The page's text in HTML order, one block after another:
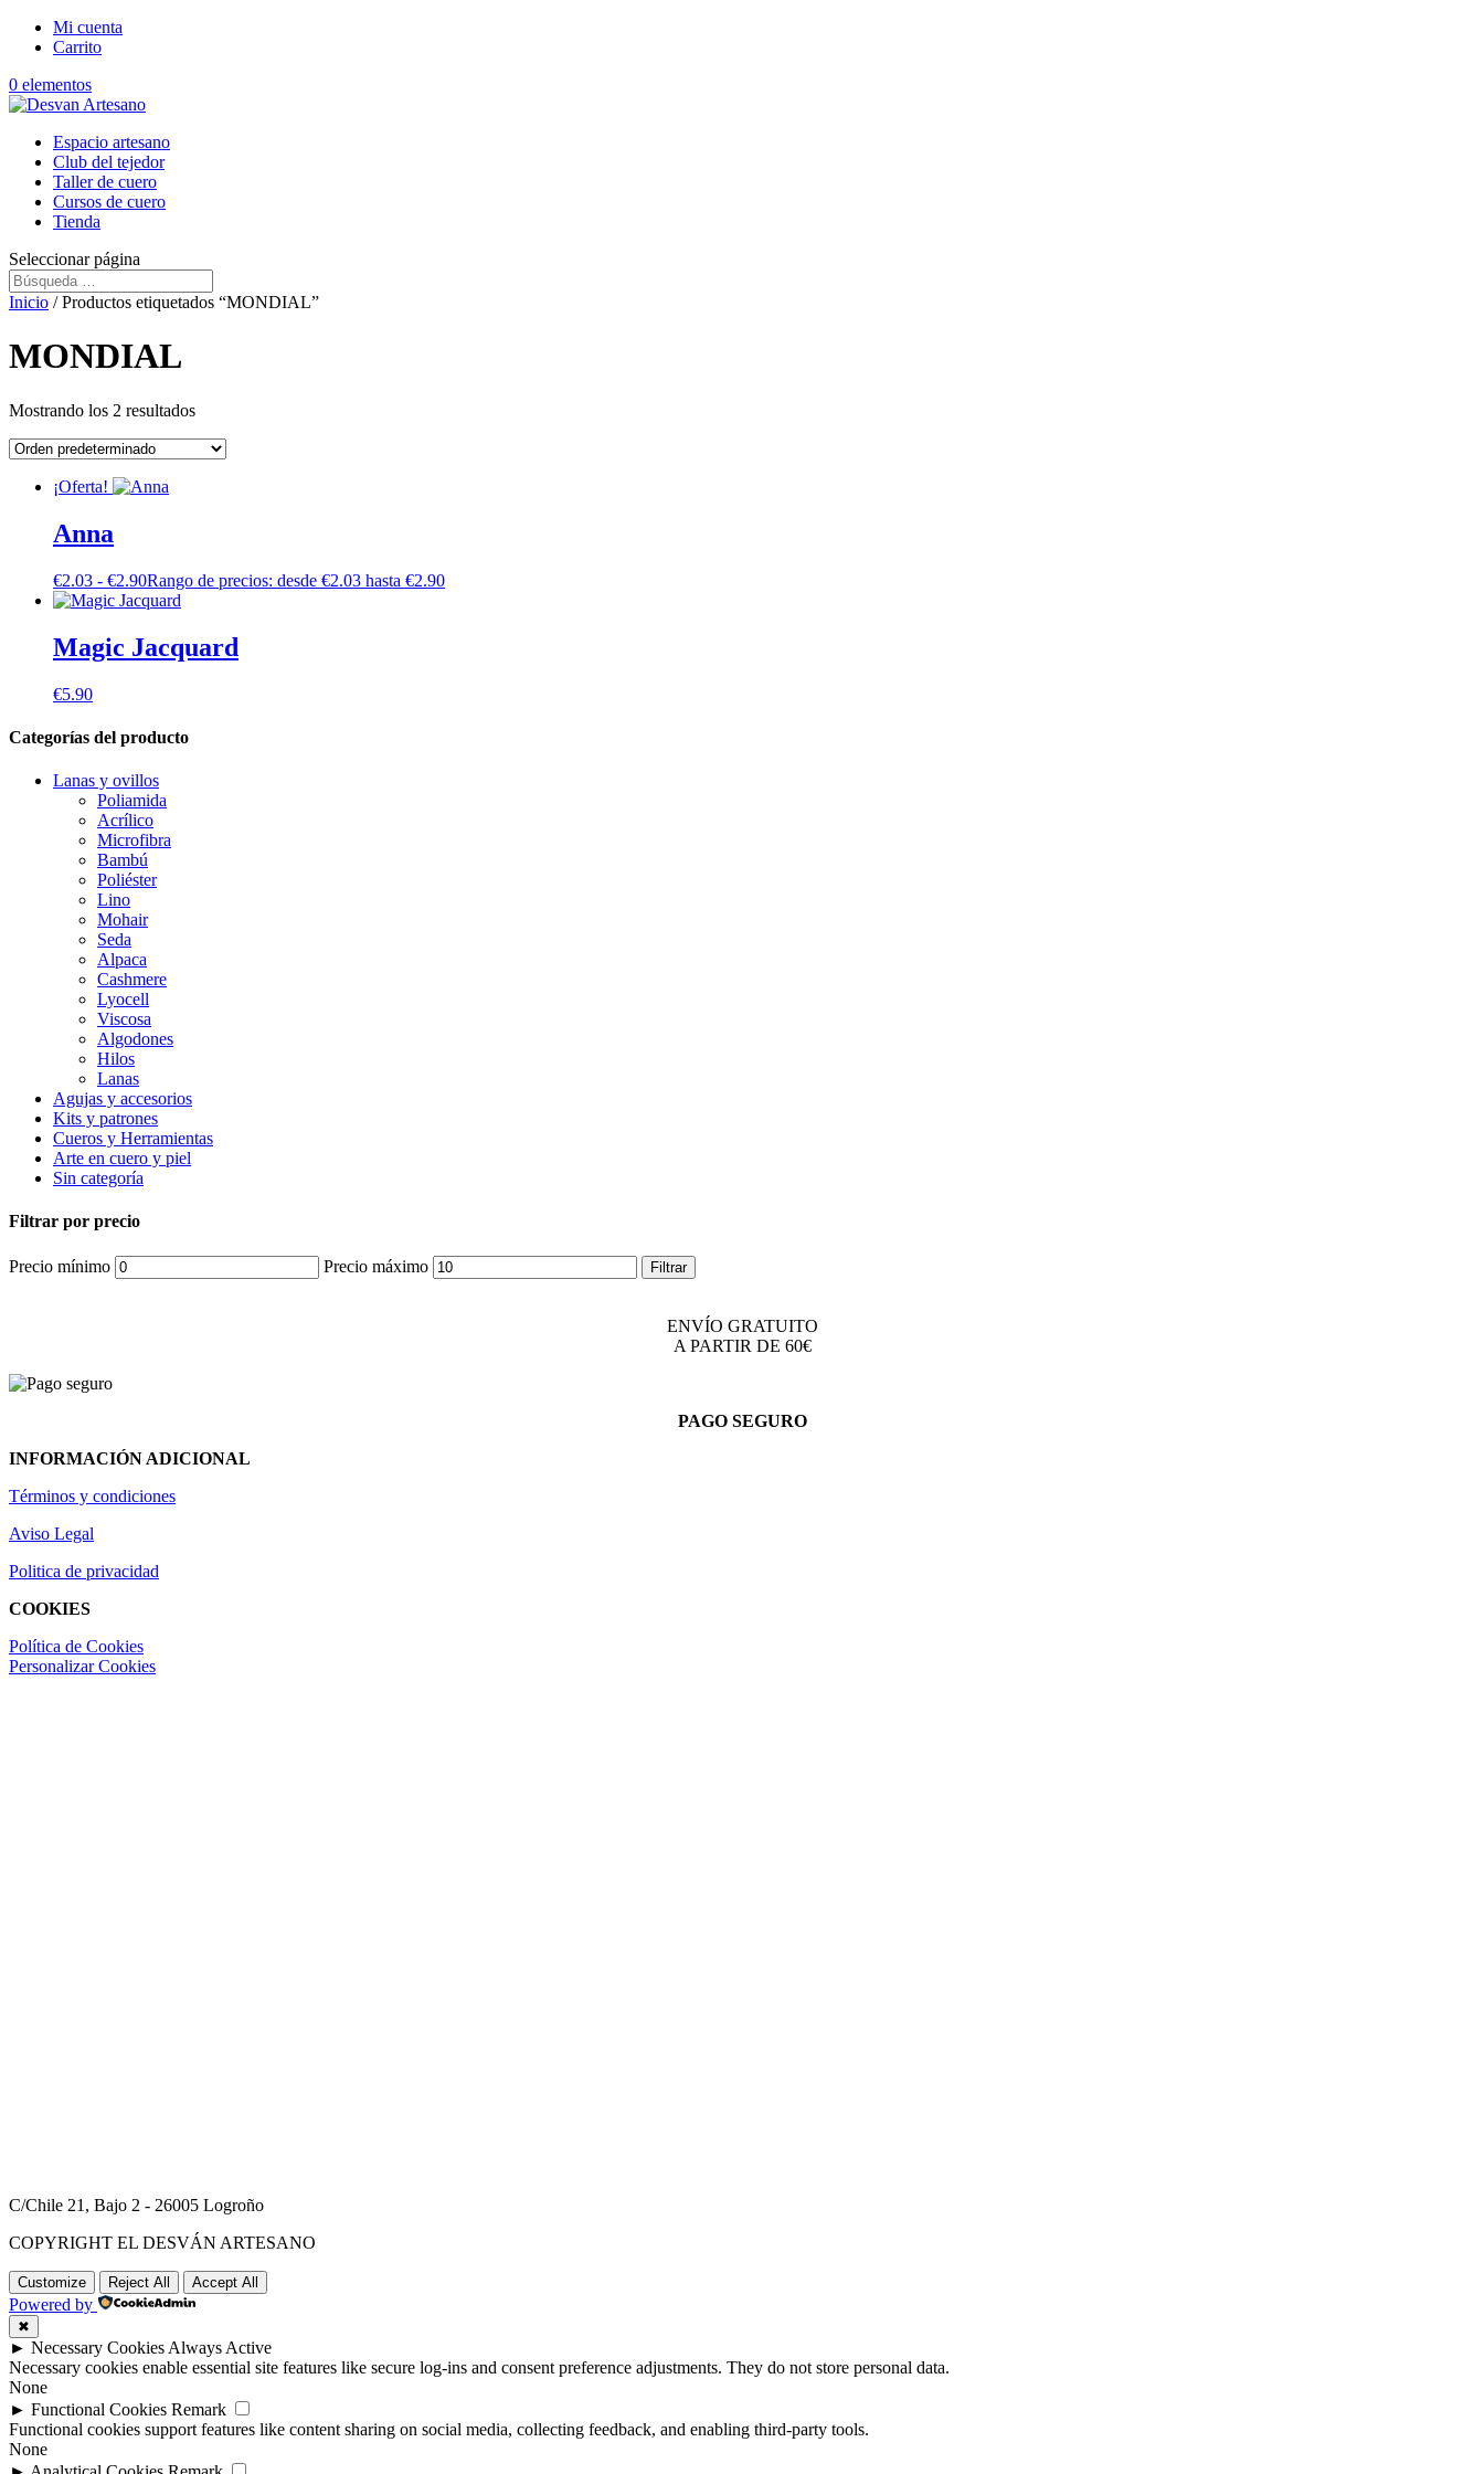
Mi cuenta
Carrito
0 elementos
Espacio artesano
Club del tejedor
Taller de cuero
Cursos de cuero
Tienda
Seleccionar página
Inicio / Productos etiquetados “MONDIAL”
MONDIAL
Mostrando los 2 resultados
¡Oferta!
Anna
€2.03 - €2.90Rango de precios: desde €2.03 hasta €2.90
Magic Jacquard
€5.90
Categorías del producto
Lanas y ovillos
Poliamida
Acrílico
Microfibra
Bambú
Poliéster
Lino
Mohair
Seda
Alpaca
Cashmere
Lyocell
Viscosa
Algodones
Hilos
Lanas
Agujas y accesorios
Kits y patrones
Cueros y Herramientas
Arte en cuero y piel
Sin categoría
Filtrar por precio
Precio mínimo Precio máximo Filtrar
ENVÍO GRATUITO
A PARTIR DE 60€
PAGO SEGURO
INFORMACIÓN ADICIONAL
Términos y condiciones
Aviso Legal
Politica de privacidad
COOKIES
Política de Cookies
Personalizar Cookies
C/Chile 21, Bajo 2 - 26005 Logroño
COPYRIGHT EL DESVÁN ARTESANO
Customize Reject All Accept All
Powered by
✖
► Necessary Cookies Always Active
Necessary cookies enable essential site features like secure log-ins and consent preference adjustments. They do not store personal data.
None
► Functional Cookies Remark
Functional cookies support features like content sharing on social media, collecting feedback, and enabling third-party tools.
None